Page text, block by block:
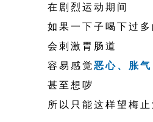
在剧烈运动期间
如果一下子喝下过多
会刺激胃肠道
容易感觉恶心、胀气
甚至想哕
所以只能这样望梅止